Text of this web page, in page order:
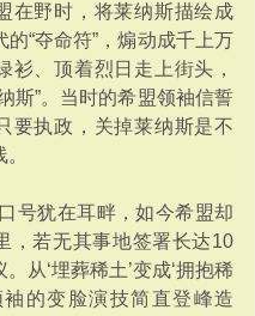
在野时，将莱纳斯描绘成
的“夺命符”，煽动成千上万
衫、顶着烈日走上街头，
斯”。当时的希盟领袖信誓
要执政，关掉莱纳斯是不
号犹在耳畔，如今希盟却
，若无其事地签署长达10
从‘埋葬稀土’变成‘拥抱稀
袖的变脸演技简直登峰造